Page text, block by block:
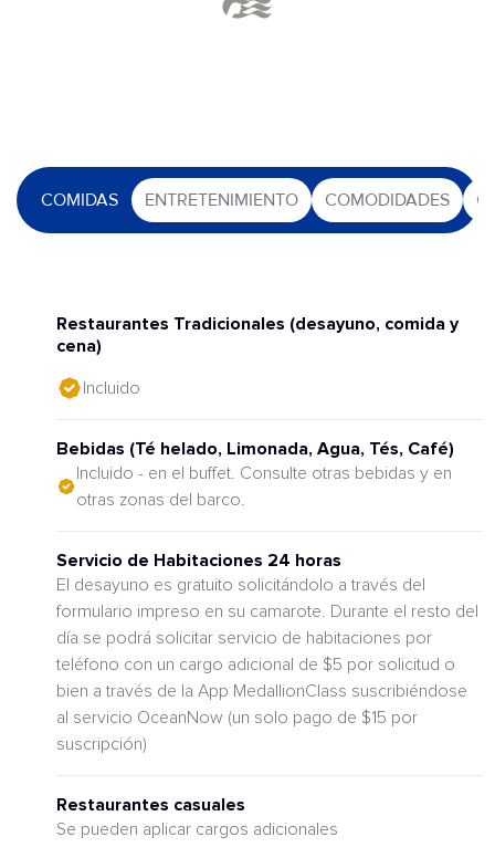
COMIDAS ENTRETENIMIENTO COMODIDADES
Restaurantes Tradicionales (desayuno, comida y
cena)
Incluido
Bebidas (Té helado, Limonada, Agua, Tés, Café)
Incluido - en el buffet. Consulte otras bebidas y en
otras zonas del barco.
Servicio de Habitaciones 24 horas
El desayuno es gratuito solicitándolo a través del
formulario impreso en su camarote. Durante el resto del
día se podrá solicitar servicio de habitaciones por
teléfono con un cargo adicional de $5 por solicitud o
bien a través de la App MedallionClass suscribiéndose
al servicio OceanNow (un solo pago de $15 por
suscripción)
Restaurantes casuales
Se pueden aplicar cargos adicionales